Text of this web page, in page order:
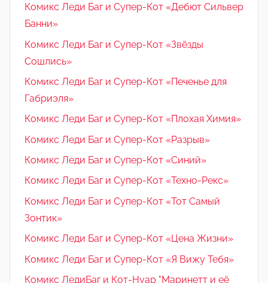
Комикс Леди Баг и Супер-Кот «Дебют Сильвер
Банни»
Комикс Леди Баг и Супер-Кот «Звёзды
Сошлись»
Комикс Леди Баг и Супер-Кот «Печенье для
Габриэля»
Комикс Леди Баг и Супер-Кот «Плохая Химия»
Комикс Леди Баг и Супер-Кот «Разрыв»
Комикс Леди Баг и Супер-Кот «Синий»
Комикс Леди Баг и Супер-Кот «Техно-Рекс»
Комикс Леди Баг и Супер-Кот «Тот Самый
Зонтик»
Комикс Леди Баг и Супер-Кот «Цена Жизни»
Комикс Леди Баг и Супер-Кот «Я Вижу Тебя»
Комикс ЛедиБаг и Кот-Нуар "Маринетт и её